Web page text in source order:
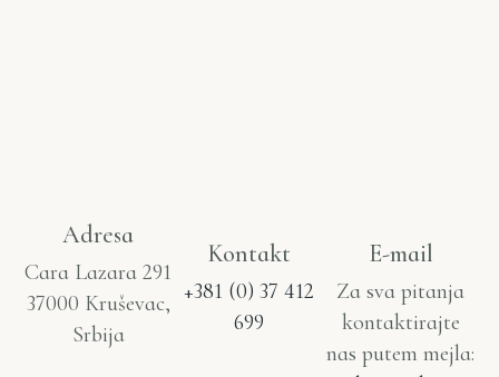
Adresa
Cara Lazara 291
37000 Kruševac,
Srbija
Kontakt
+381 (0) 37 412
699
E-mail
Za sva pitanja
kontaktirajte
nas putem mejla: